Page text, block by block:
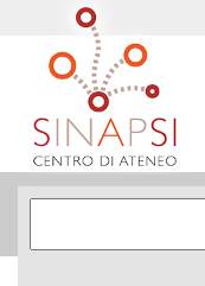
La galleria